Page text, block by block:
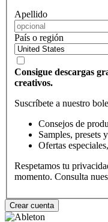
Apellido
País o región
Consigue descargas
creativos.
Suscríbete a nuestro
Consejos de
Samples, presets
Ofertas
Respetamos tu
momento. Consulta